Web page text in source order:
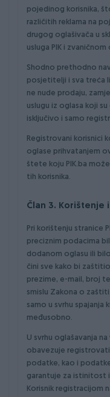
pojedinog korisnika,
različitih reklama na
drugog oglašivača u
usluga PIK i zvaničnom
Shodno prethodno
posjetitelji i sva treća
ne nude prodaju,
uslugu iz oglasa koji
isključivo i samo
Registrovani korisnici
oglase prihvatanjem
štete koju PIK.ba
tih korisnika.
Član 3. Korištenje
Pri korištenju stranice
preciznim podacima
dodanom oglasu ili
čini sve kako bi
prezime, e-mail, broj
smislu Zakona o
samo u svrhu spajanja
međusobno.
U svrhu oglašavanja
obavezuje
podatke, kao i
garantuje za istinitost
Korisnik registracijom